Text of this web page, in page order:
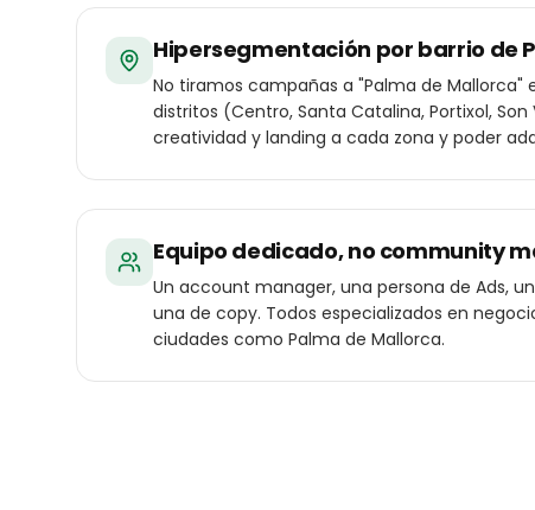
Hipersegmentación por barrio de
No tiramos campañas a "Palma de Mallorca"
distritos (Centro, Santa Catalina, Portixol,
creatividad y landing a cada zona y poder
Equipo dedicado, no community
Un account manager, una persona de Ads,
una de copy. Todos especializados en
ciudades como Palma de Mallorca.